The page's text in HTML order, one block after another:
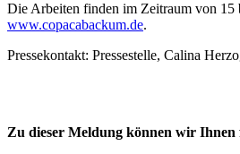
Die Arbeiten finden im Zeitraum von 15
www.copacabackum.de.
Pressekontakt: Pressestelle, Calina
Zu dieser Meldung können wir Ihnen